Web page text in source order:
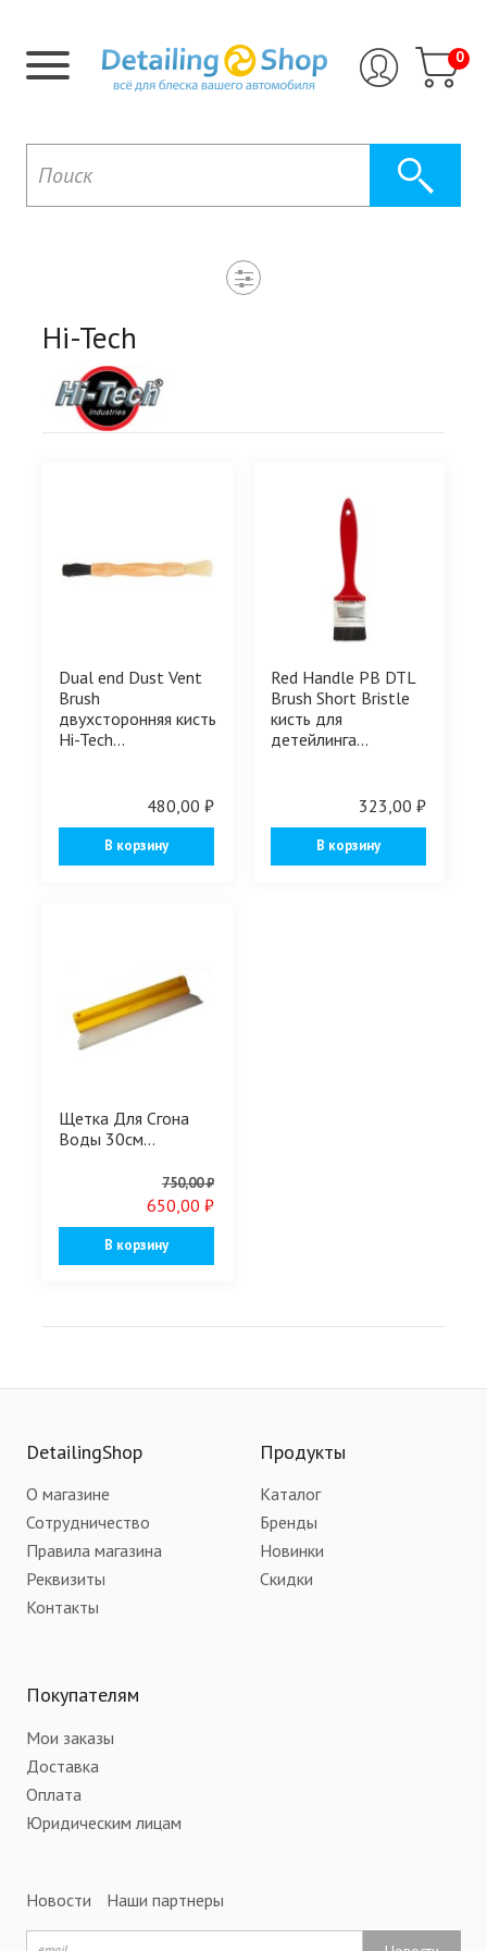
0
Hi-Tech
Dual end Dust Vent
Brush
двухсторонняя кисть
Hi-Tech...
480,00 ₽
В корзину
Red Handle PB DTL
Brush Short Bristle
кисть для
детейлинга...
323,00 ₽
В корзину
Щетка Для Сгона
Воды 30см...
750,00 ₽
650,00 ₽
В корзину
DetailingShop
О магазине
Сотрудничество
Правила магазина
Реквизиты
Контакты
Продукты
Каталог
Бренды
Новинки
Скидки
Покупателям
Мои заказы
Доставка
Оплата
Юридическим лицам
Новости Наши партнеры